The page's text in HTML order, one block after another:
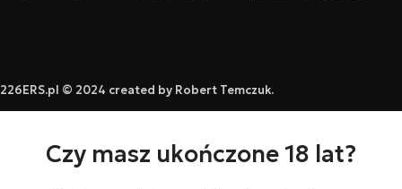
226ERS.pl © 2024 created by Robert Temczuk.
Czy masz ukończone 18 lat?